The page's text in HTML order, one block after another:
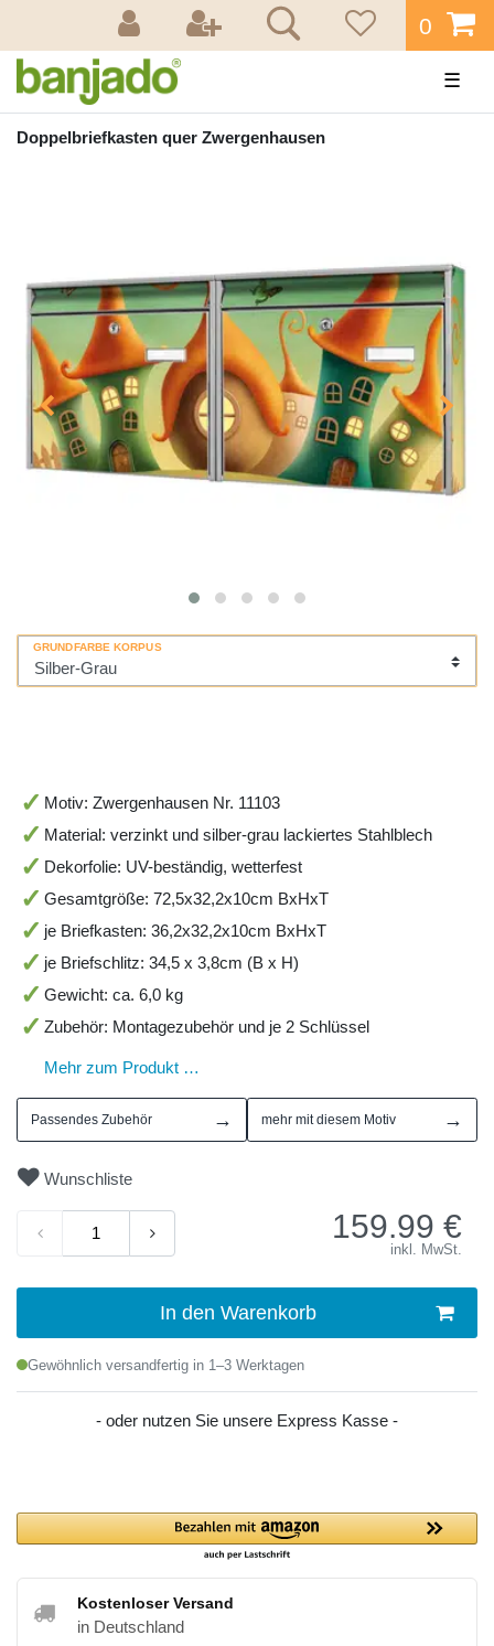
0
☰
Doppelbriefkasten quer Zwergenhausen
GRUNDFARBE KORPUS
Motiv: Zwergenhausen Nr. 11103
Material: verzinkt und silber-grau lackiertes Stahlblech
Dekorfolie: UV-beständig, wetterfest
Gesamtgröße: 72,5x32,2x10cm BxHxT
je Briefkasten: 36,2x32,2x10cm BxHxT
je Briefschlitz: 34,5 x 3,8cm (B x H)
Gewicht: ca. 6,0 kg
Zubehör: Montagezubehör und je 2 Schlüssel
Mehr zum Produkt …
Passendes Zubehör → mehr mit diesem Motiv →
Wunschliste
159.99 €
inkl. MwSt.
In den Warenkorb
Gewöhnlich versandfertig in 1–3 Werktagen
- oder nutzen Sie unsere Express Kasse -
Kostenloser Versand
in Deutschland